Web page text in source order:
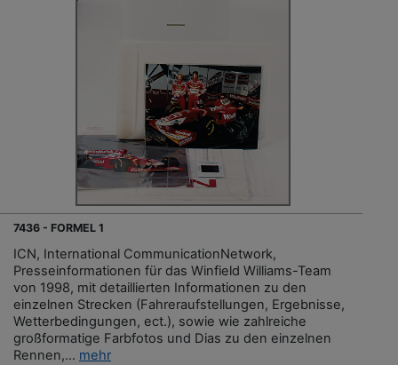
7436 - FORMEL 1
ICN, International CommunicationNetwork,
Presseinformationen für das Winfield Williams-Team
von 1998, mit detaillierten Informationen zu den
einzelnen Strecken (Fahreraufstellungen, Ergebnisse,
Wetterbedingungen, ect.), sowie wie zahlreiche
großformatige Farbfotos und Dias zu den einzelnen
Rennen,... mehr